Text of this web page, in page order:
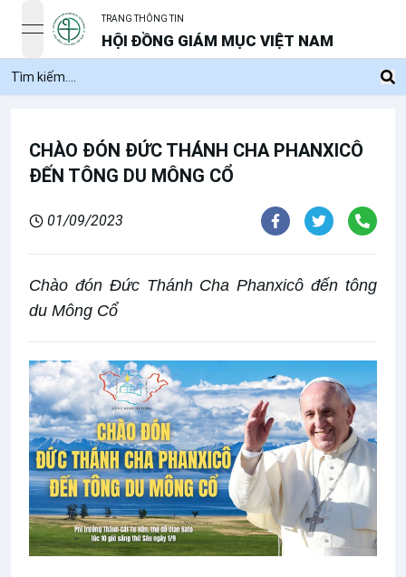
open navigation menu
TRANG THÔNG TIN
HỘI ĐỒNG GIÁM MỤC VIỆT NAM
CHÀO ĐÓN ĐỨC THÁNH CHA PHANXICÔ
ĐẾN TÔNG DU MÔNG CỔ
01/09/2023
Chào đón Đức Thánh Cha Phanxicô đến tông
du Mông Cổ